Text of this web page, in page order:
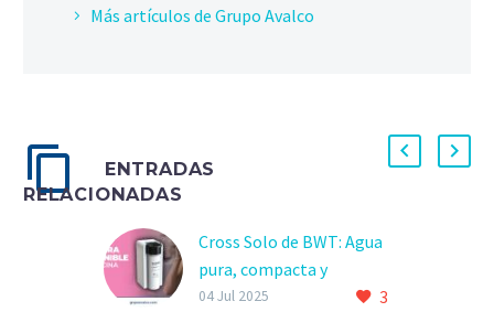
Más artículos de Grupo Avalco
ENTRADAS
RELACIONADAS
Cross Solo de BWT: Agua
pura, compacta y
sostenible desde tu
3
04 Jul 2025